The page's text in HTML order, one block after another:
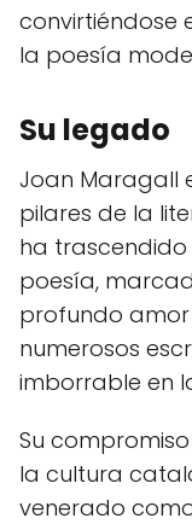
convirtiéndose
la poesía
Su legado
Joan Maragall
pilares de la
ha trascendido
poesía,
profundo
numerosos
imborrable en
Su
la cultura
venerado